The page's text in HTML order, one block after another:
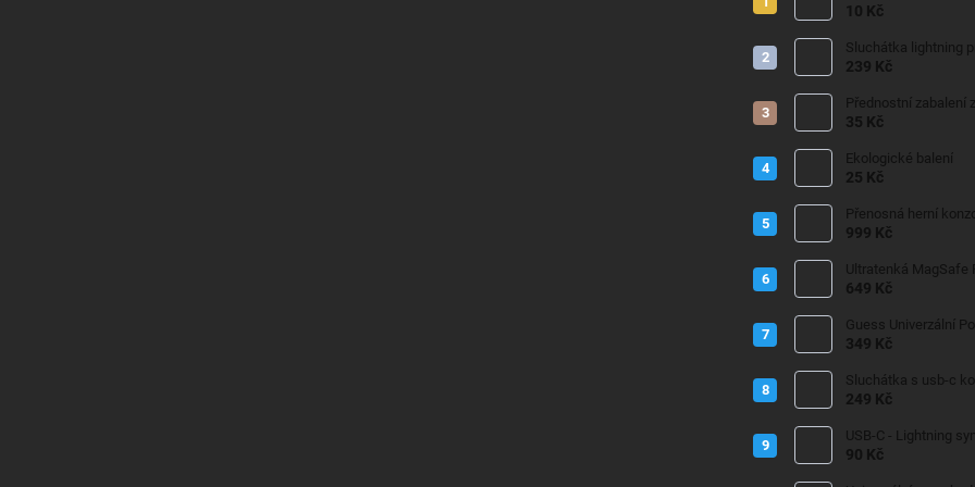
10 Kč
Sluchátka lightning
239 Kč
Přednostní zabalení
35 Kč
Ekologické balení
25 Kč
Přenosná herní
999 Kč
Ultratenká MagSafe
649 Kč
Guess Univerzální
349 Kč
Sluchátka s usb-c
249 Kč
USB-C - Lightning
90 Kč